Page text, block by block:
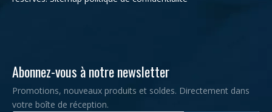
Abonnez-vous à notre newsletter
Promotions, nouveaux produits et soldes. Directement dans
votre boîte de réception.